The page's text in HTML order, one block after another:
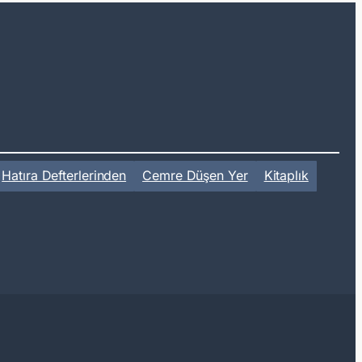
Hatıra Defterlerinden Cemre Düşen Yer
Kitaplık